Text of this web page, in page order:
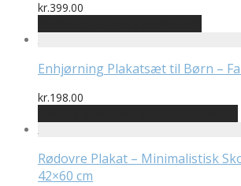
kr.399.00
Enhjørning Plakatsæt til Børn –
kr.198.00
Rødovre Plakat – Minimalistisk
42×60 cm